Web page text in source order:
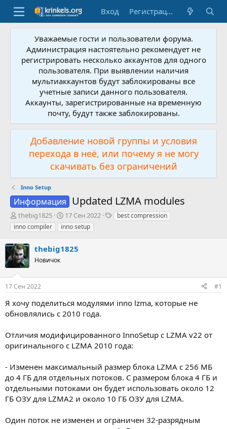
Вход Регистрация
Уважаемые гости и пользователи форума.
Администрация настоятельно рекомендует не
регистрировать несколько аккаунтов для одного
пользователя. При выявлении наличия
мультиаккаунтов будут заблокированы все
учетные записи данного пользователя.
Аккаунты, зарегистрированные на временную
почту, будут также заблокированы.
Добавление новой группы и условия
перехода в неё, или почему я не могу
скачивать без ограничений
Inno Setup
Информация Updated LZMA modules
А
в
т
о
р
т
е
м
ы
thebig1825
Д
а
т
н
а
17 Сен 2022
Тbest compression
inno compiler
inno setup
thebig1825
Новичок
17 Сен 2022 #1
Я хочу поделиться модулями inno lzma, которые не
обновлялись с 2010 года.
Отличия модифицированного InnoSetup с LZMA v22 от
оригинального с LZMA 2010 года:
- Изменен максимальный размер блока LZMA с 256 МБ
до 4 ГБ для отдельных потоков. С размером блока 4 ГБ и
отдельными потоками он будет использовать около 12
ГБ ОЗУ для LZMA2 и около 10 ГБ ОЗУ для LZMA.
Один поток не изменен и ограничен 32-разрядным